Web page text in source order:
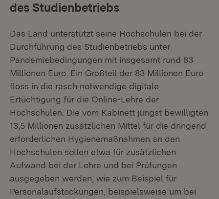
des Studienbetriebs
Das Land unterstützt seine Hochschulen bei der
Durchführung des Studien­betriebs unter
Pandemiebedingungen mit insgesamt rund 83
Millionen Euro. Ein Großteil der 83 Millionen Euro
floss in die rasch notwendige digitale
Ertüchtigung für die Online-Lehre der
Hochschulen. Die vom Kabinett jüngst bewilligten
13,5 Millionen zusätzlichen Mittel für die dringend
erforderlichen Hygienemaßnahmen an den
Hochschulen sollen etwa für zusätzlichen
Aufwand bei der Lehre und bei Prüfungen
ausgegeben werden, wie zum Beispiel für
Personalaufstockungen, beispielsweise um bei